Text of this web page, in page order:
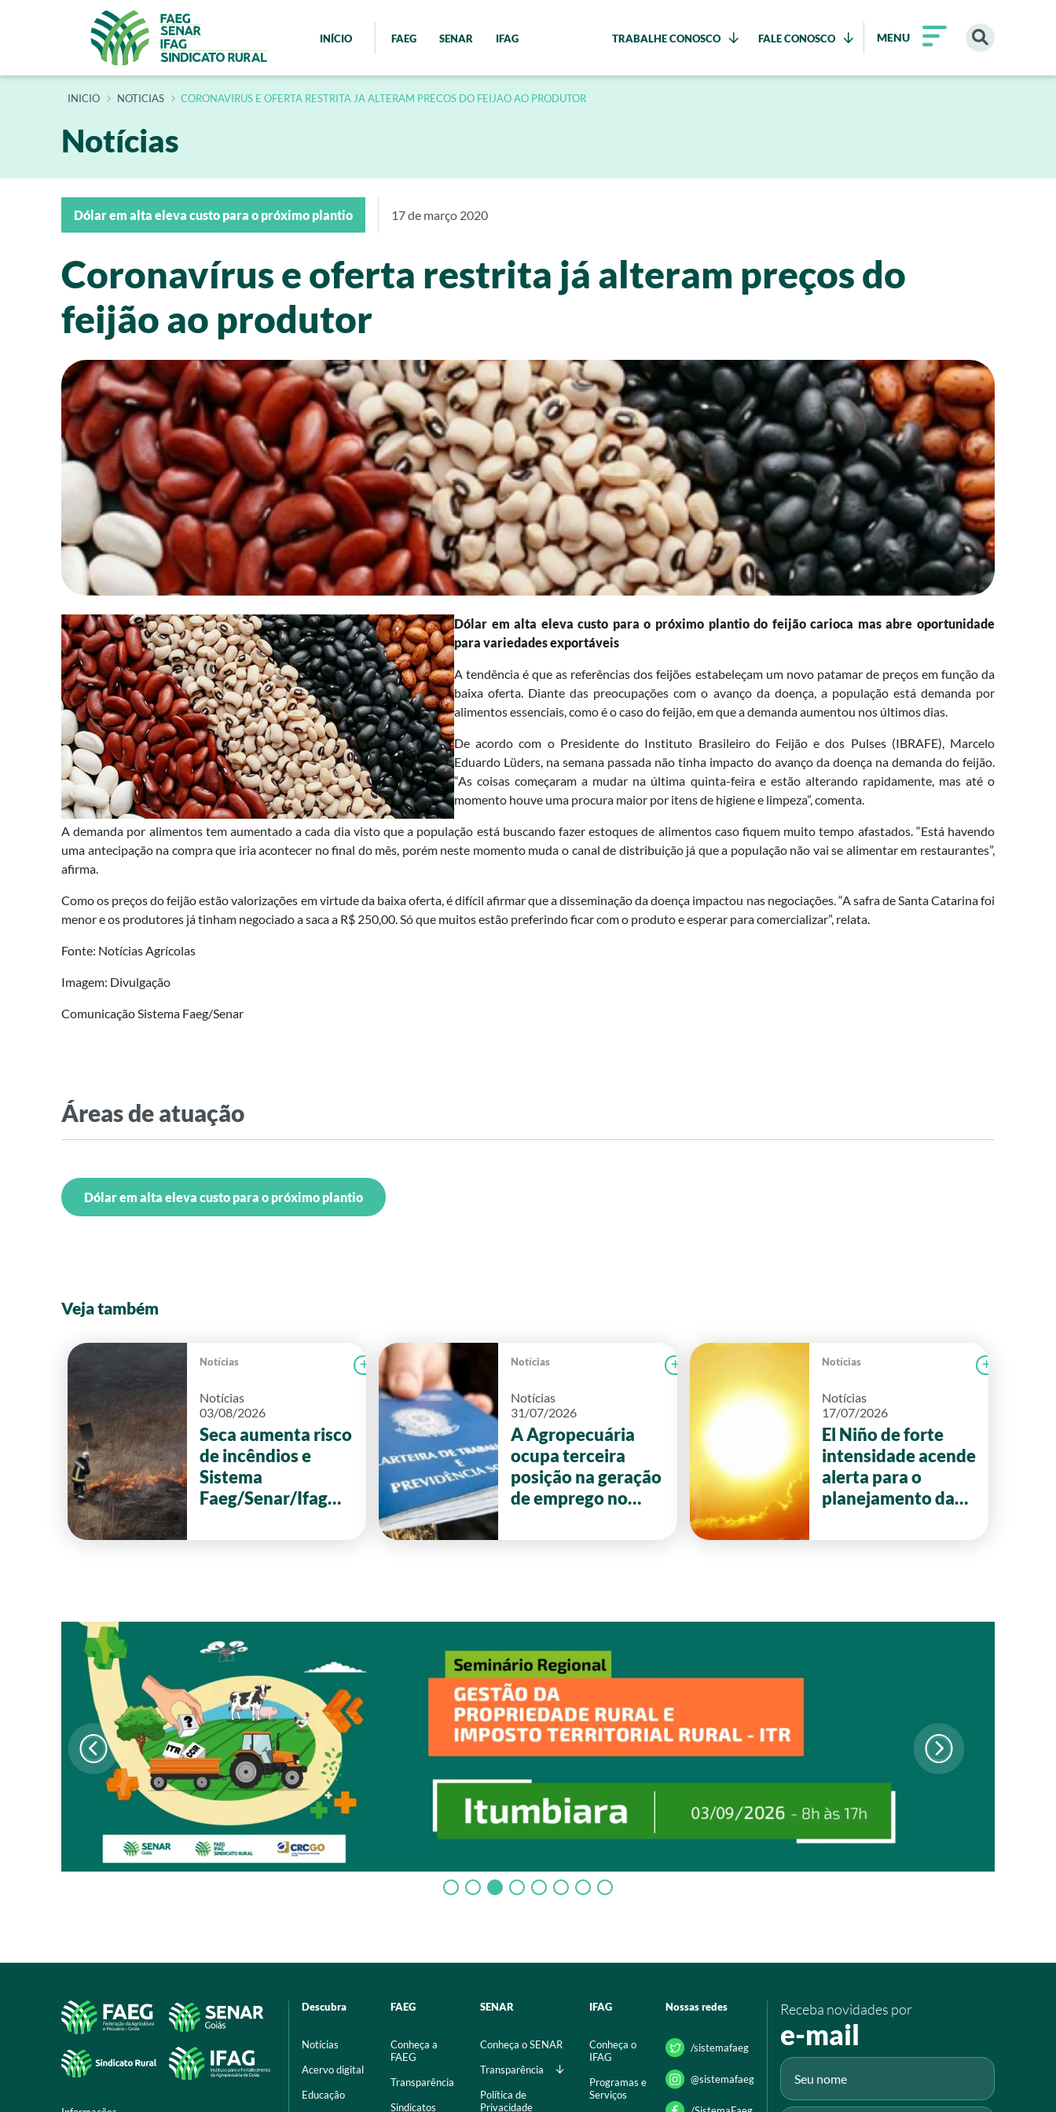
INÍCIO FAEG SENAR IFAG TRABALHE CONOSCO FALE CONOSCO MENU
INÍCIO NOTICIAS CORONAVIRUS E OFERTA RESTRITA JA ALTERAM PRECOS DO FEIJAO AO PRODUTOR
Notícias
Dólar em alta eleva custo para o próximo plantio 17 de março 2020
Coronavírus e oferta restrita já alteram preços do
feijão ao produtor
Dólar em alta eleva custo para o próximo plantio do feijão carioca mas abre oportunidade
para variedades exportáveis
A tendência é que as referências dos feijões estabeleçam um novo patamar de preços em função da
baixa oferta. Diante das preocupações com o avanço da doença, a população está demanda por
alimentos essenciais, como é o caso do feijão, em que a demanda aumentou nos últimos dias.
De acordo com o Presidente do Instituto Brasileiro do Feijão e dos Pulses (IBRAFE), Marcelo
Eduardo Lüders, na semana passada não tinha impacto do avanço da doença na demanda do feijão.
“As coisas começaram a mudar na última quinta-feira e estão alterando rapidamente, mas até o
momento houve uma procura maior por itens de higiene e limpeza”, comenta.
A demanda por alimentos tem aumentado a cada dia visto que a população está buscando fazer estoques de alimentos caso fiquem muito tempo afastados. “Está havendo
uma antecipação na compra que iria acontecer no final do mês, porém neste momento muda o canal de distribuição já que a população não vai se alimentar em restaurantes”,
afirma.
Como os preços do feijão estão valorizações em virtude da baixa oferta, é difícil afirmar que a disseminação da doença impactou nas negociações. “A safra de Santa Catarina foi
menor e os produtores já tinham negociado a saca a R$ 250,00. Só que muitos estão preferindo ficar com o produto e esperar para comercializar”, relata.
Fonte: Notícias Agrícolas
Imagem: Divulgação
Comunicação Sistema Faeg/Senar
Áreas de atuação
Dólar em alta eleva custo para o próximo plantio
Veja também
Notícias
Notícias
03/08/2026
Seca aumenta risco
de incêndios e
Sistema
Faeg/Senar/Ifag
Ler notícia FAEG Notícias
Notícias
31/07/2026
A Agropecuária
ocupa terceira
posição na geração
de emprego no
Notícias
Notícias
17/07/2026
El Niño de forte
intensidade acende
alerta para o
planejamento da
Descubra
Notícias
Acervo digital
Educação
FAEG
Conheça a
FAEG
Transparência
Sindicatos
SENAR
Conheça o SENAR
Transparência
Política de
Privacidade
IFAG
Conheça o
IFAG
Programas e
Serviços
Nossas redes
/sistemafaeg
@sistemafaeg
Receba novidades por
e-mail